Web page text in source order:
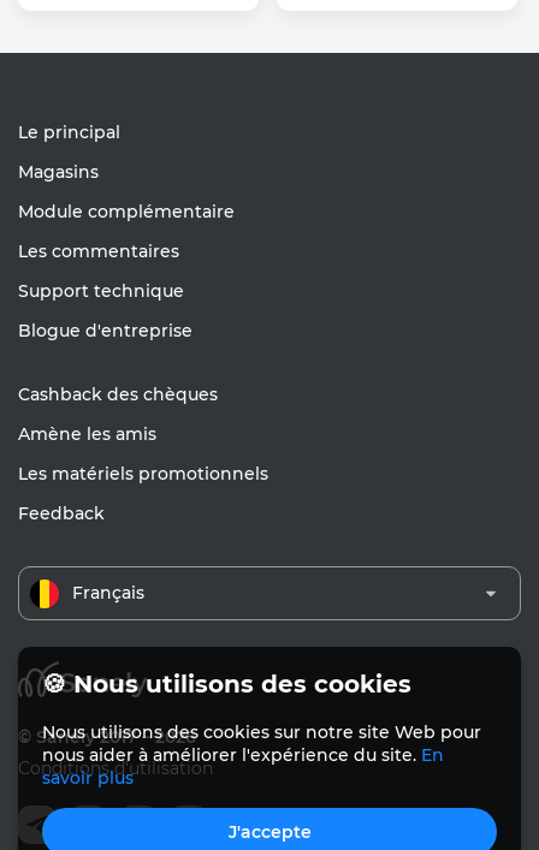
Le principal
Magasins
Module complémentaire
Les commentaires
Support technique
Blogue d'entreprise
Cashback des chèques
Amène les amis
Les matériels promotionnels
Feedback
Français
© Sanely 2017 – 2026
Conditions d'utilisation
🍪 Nous utilisons des cookies
Nous utilisons des cookies sur notre site Web pour
nous aider à améliorer l'expérience du site. En
savoir plus
J'accepte